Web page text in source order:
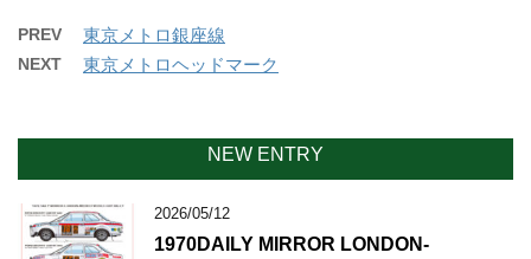
PREV 東京メトロ銀座線
NEXT 東京メトロヘッドマーク
NEW ENTRY
2026/05/12
1970DAILY MIRROR LONDON-